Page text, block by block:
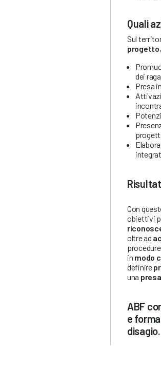
Quali
Sul
progetto
dei
Presa
Con
obiettivi
oltre ad
in modo
definire
una
ABF
e
disagio.